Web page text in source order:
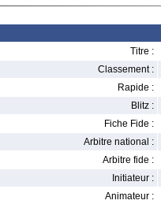
Titre :
Classement :
Rapide :
Blitz :
Fiche Fide :
Arbitre national :
Arbitre fide :
Initiateur :
Animateur :